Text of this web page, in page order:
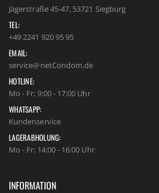
Jägerstraße 45-47, 53721 Siegburg
TEL:
+49 2241 920 95 95
EMAIL:
service@netCondom.de
HOTLINE:
Mo - Fr: 9:00 - 17:00 Uhr
WHATSAPP:
Kundenservice
LAGERABHOLUNG:
Mo - Fr: 14:00 - 16:00 Uhr
INFORMATION